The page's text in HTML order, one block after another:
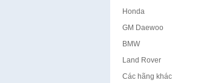
Honda
GM Daewoo
BMW
Land Rover
Các hãng khác